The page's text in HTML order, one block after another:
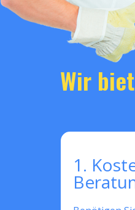
Wir
1.